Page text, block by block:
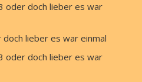
oder doch lieber es war
lieber es war einmal
oder doch lieber es war